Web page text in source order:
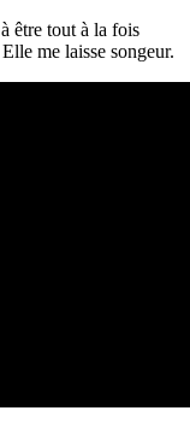
être tout à la fois
me laisse songeur.